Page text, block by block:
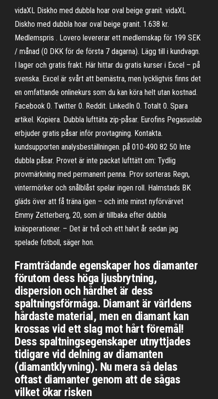
vidaXL Diskho med dubbla hoar oval beige granit. vidaXL
Diskho med dubbla hoar oval beige granit. 1.638 kr.
Medlemspris . Lovero levererar ett medlemskap för 199 SEK
/ månad (0 DKK för de första 7 dagarna). Lägg till i kundvagn.
I lager och gratis frakt. Här hittar du gratis kurser i Excel – på
svenska. Excel är svårt att bemästra, men lyckligtvis finns det
en omfattande onlinekurs som du kan köra helt utan kostnad.
Facebook 0. Twitter 0. Reddit. LinkedIn 0. Totalt 0. Spara
artikel. Kopiera. Dubbla lufttäta zip-påsar. Eurofins Pegasuslab
erbjuder gratis påsar inför provtagning. Kontakta.
kundsupporten analysbeställningen. på 010-490 82 50 Inte
dubbla påsar. Provet är inte packat lufttätt om: Tydlig
provmärkning med permanent penna. Prov sorteras Regn,
vintermörker och snålblåst spelar ingen roll. Halmstads BK
gläds över att få träna igen – och inte minst nyförvärvet
Emmy Zetterberg, 20, som är tillbaka efter dubbla
knäoperationer. – Det är två och ett halvt år sedan jag
spelade fotboll, säger hon.
Framträdande egenskaper hos diamanter
förutom dess höga ljusbrytning,
dispersion och hårdhet är dess
spaltningsförmåga. Diamant är världens
hårdaste material, men en diamant kan
krossas vid ett slag mot hårt föremål!
Dess spaltningsegenskaper utnyttjades
tidigare vid delning av diamanten
(diamantklyvning). Nu mera så delas
oftast diamanter genom att de sågas
vilket ökar risken